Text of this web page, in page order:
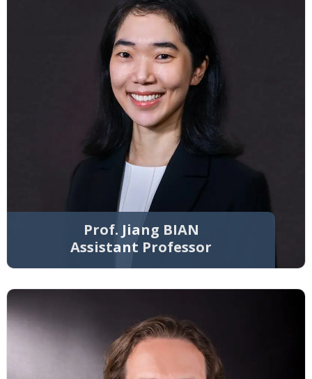
Prof. Jiang BIAN
Assistant Professor